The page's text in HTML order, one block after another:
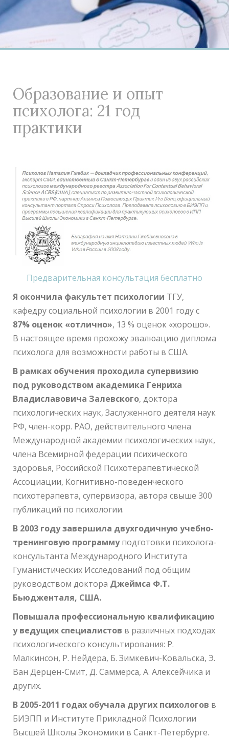
Образование и опыт
психолога: 21 год
практики
Предварительная консультация бесплатно
Я окончила факультет психологии ТГУ,
кафедру социальной психологии в 2001 году с
87% оценок «отлично», 13 % оценок «хорошо».
В настоящее время прохожу эвалюацию диплома
психолога для возможности работы в США.
В рамках обучения проходила супервизию
под руководством академика Генриха
Владиславовича Залевского, доктора
психологических наук, Заслуженного деятеля наук
РФ, член-корр. РАО, действительного члена
Международной академии психологических наук,
члена Всемирной федерации психического
здоровья, Российской Психотерапевтической
Ассоциации, Когнитивно-поведенческого
психотерапевта, супервизора, автора свыше 300
публикаций по психологии.
В 2003 году завершила двухгодичную учебно-
тренинговую программуподготовки психолога-
консультанта Международного Института
Гуманистических Исследований под общим
руководством доктора Джеймса Ф.Т.
Бьюдженталя, США.
Повышала профессиональную квалификацию
у ведущих специалистов в различных подходах
психологического консультирования: Р.
Малкинсон, Р. Нейдера, Б. Зимкевич-Ковальска, Э.
Ван Дерцен-Смит, Д. Саммерса, А. Алексейчика и
других.
В 2005-2011 годах обучала других психологов в
БИЭПП и Институте Прикладной Психологии
Высшей Школы Экономики в Санкт-Петербурге.